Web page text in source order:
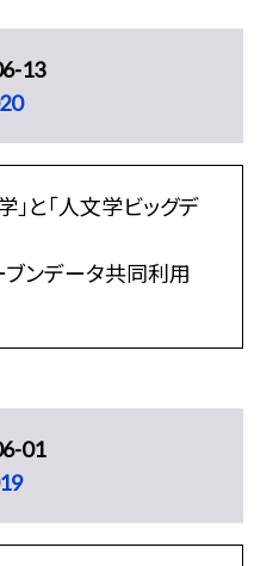
13
」と「人文学ビッグデ
ンデータ共同利用
01